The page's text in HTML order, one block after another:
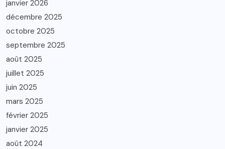
janvier 2026
décembre 2025
octobre 2025
septembre 2025
août 2025
juillet 2025
juin 2025
mars 2025
février 2025
janvier 2025
août 2024